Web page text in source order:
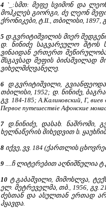
4 `_:სმთ: მეფე სვიმონ და
მოჰკლეს გიორგი, ძე ლეონ
ქრონიკები, ტ. II., თბილისი, 1897,
5 დ.გვრიტიშვილის მიერ
დ. ნინიძე საგვარეულო შტოს
ვინაიდან ერთერთ
მსგავსად მეფის ბიძაშვილად
ვიხელმძღვანელე.
6 დ.გვრიტიშვილი,
თბილისი, 1952; დ. ნინიძე,
გვ. 184-185; А.Калиновский, Г,
Первое путешествіе Афонские
7 დ.ნინიძე, დასახ.
ხელნაწერის მიხედვით ს.
8 იქვე, ვვ. 184 (ქართლის
9 ....ჩ ლიტერებით აღნიშნულია
10 ტ.გაბაშვილი, მიმოსლვა,
ელ. მეტრეველმა, თბ., 1956, გვ.
ძესთან და ასულთან ერთად
ჰყავდა.